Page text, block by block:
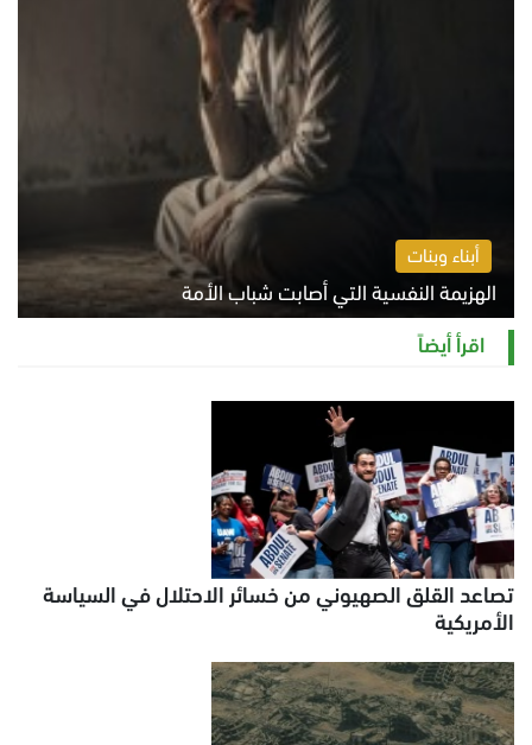
أبناء وبنات
الهزيمة النفسية التي أصابت شباب الأمة
الخميس 6 أغسطس 2026 11:12 ص
اقرأ أيضاً
تصاعد القلق الصهيوني من خسائر الاحتلال في السياسة
الأمريكية